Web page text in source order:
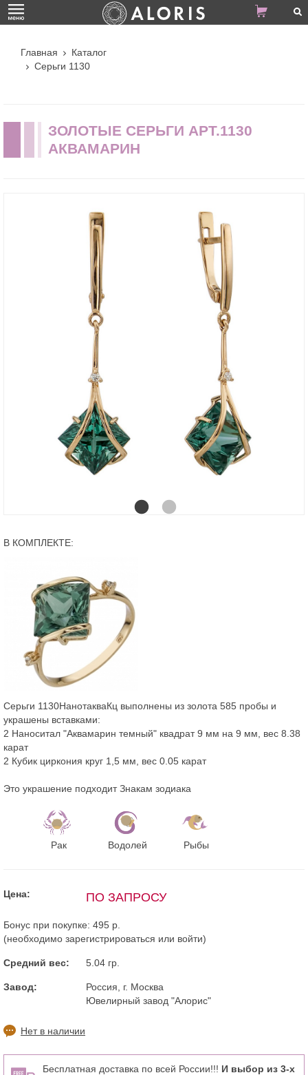
Главная
Каталог
Серьги 1130
ЗОЛОТЫЕ СЕРЬГИ АРТ.1130
АКВАМАРИН
В КОМПЛЕКТЕ:
Серьги 1130НанотакваКц выполнены из золота 585 пробы и
украшены вставками:
2 Наноситал "Аквамарин темный" квадрат 9 мм на 9 мм, вес 8.38
карат
2 Кубик циркония круг 1,5 мм, вес 0.05 карат
Это украшение подходит Знакам зодиака
Рак Водолей Рыбы
Цена: ПО ЗАПРОСУ
Бонус при покупке: 495 р.
(необходимо зарегистрироваться или войти)
Средний вес: 5.04 гр.
Завод:
Россия, г. Москва
Ювелирный завод "Алорис"
Нет в наличии
Бесплатная доставка по всей России!!! И выбор из 3-х